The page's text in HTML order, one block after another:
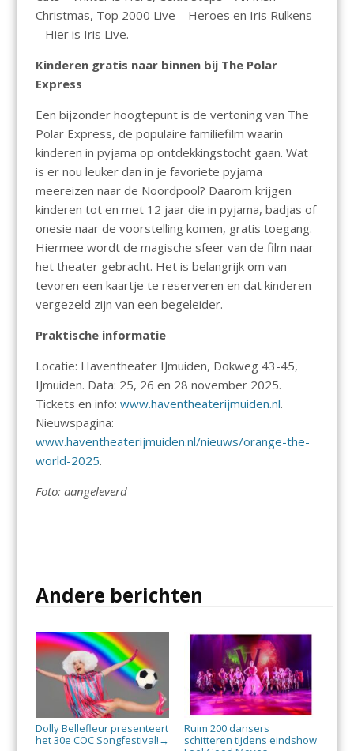
Christmas, Top 2000 Live – Heroes en Iris Rulkens
– Hier is Iris Live.
Kinderen gratis naar binnen bij The Polar
Express
Een bijzonder hoogtepunt is de vertoning van The
Polar Express, de populaire familiefilm waarin
kinderen in pyjama op ontdekkingstocht gaan. Wat
is er nou leuker dan in je favoriete pyjama
meereizen naar de Noordpool? Daarom krijgen
kinderen tot en met 12 jaar die in pyjama, badjas of
onesie naar de voorstelling komen, gratis toegang.
Hiermee wordt de magische sfeer van de film naar
het theater gebracht. Het is belangrijk om van
tevoren een kaartje te reserveren en dat kinderen
vergezeld zijn van een begeleider.
Praktische informatie
Locatie: Haventheater IJmuiden, Dokweg 43-45,
IJmuiden. Data: 25, 26 en 28 november 2025.
Tickets en info: www.haventheaterijmuiden.nl.
Nieuwspagina:
www.haventheaterijmuiden.nl/nieuws/orange-the-
world-2025.
Foto: aangeleverd
Andere berichten
Dolly Bellefleur presenteert
het 30e COC Songfestival! →
Ruim 200 dansers
schitteren tijdens eindshow